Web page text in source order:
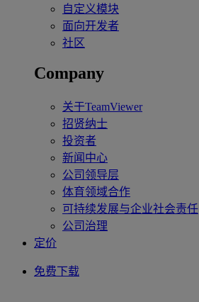
自定义模块
面向开发者
社区
Company
关于TeamViewer
招贤纳士
投资者
新闻中心
公司领导层
体育领域合作
可持续发展与企业社会责任
公司治理
定价
免费下载